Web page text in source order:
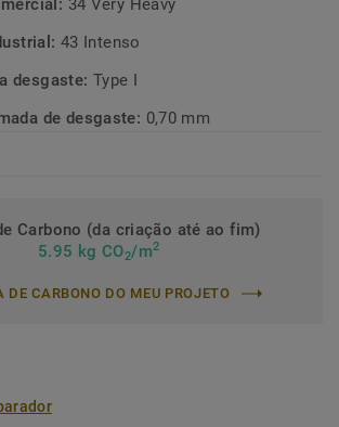
34 Very Heavy
43 Intenso
desgaste: Type I
de desgaste: 0,70 mm
Carbono (da criação até ao fim)
5.95 kg CO2/m2
DE CARBONO DO MEU PROJETO